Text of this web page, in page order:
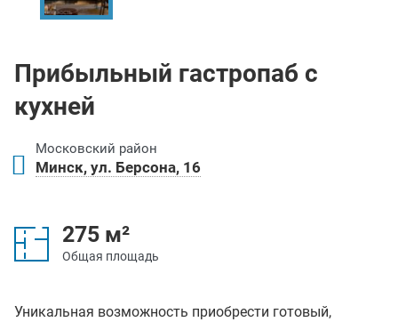
Прибыльный гастропаб с
кухней
Московский район
Минск, ул. Берсона, 16
275 м²
Общая площадь
Уникальная возможность приобрести готовый,